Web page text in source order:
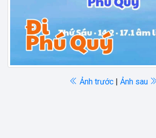
Ảnh trước| Ảnh sau